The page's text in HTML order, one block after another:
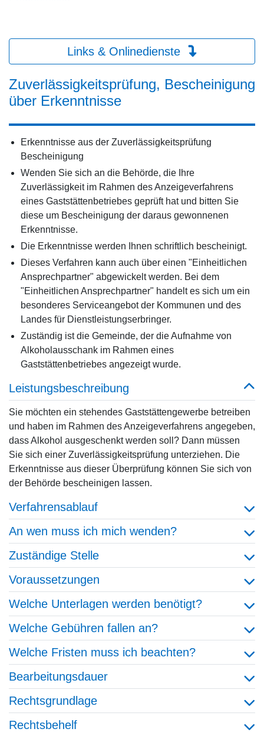
Links & Onlinedienste
Zuverlässigkeitsprüfung, Bescheinigung
über Erkenntnisse
Erkenntnisse aus der Zuverlässigkeitsprüfung
Bescheinigung
Wenden Sie sich an die Behörde, die Ihre
Zuverlässigkeit im Rahmen des Anzeigeverfahrens
eines Gaststättenbetriebes geprüft hat und bitten Sie
diese um Bescheinigung der daraus gewonnenen
Erkenntnisse.
Die Erkenntnisse werden Ihnen schriftlich bescheinigt.
Dieses Verfahren kann auch über einen "Einheitlichen
Ansprechpartner" abgewickelt werden. Bei dem
"Einheitlichen Ansprechpartner" handelt es sich um ein
besonderes Serviceangebot der Kommunen und des
Landes für Dienstleistungserbringer.
Zuständig ist die Gemeinde, der die Aufnahme von
Alkoholausschank im Rahmen eines
Gaststättenbetriebes angezeigt wurde.
Leistungsbeschreibung
Sie möchten ein stehendes Gaststättengewerbe betreiben
und haben im Rahmen des Anzeigeverfahrens angegeben,
dass Alkohol ausgeschenkt werden soll? Dann müssen
Sie sich einer Zuverlässigkeitsprüfung unterziehen. Die
Erkenntnisse aus dieser Überprüfung können Sie sich von
der Behörde bescheinigen lassen.
Verfahrensablauf
An wen muss ich mich wenden?
Zuständige Stelle
Voraussetzungen
Welche Unterlagen werden benötigt?
Welche Gebühren fallen an?
Welche Fristen muss ich beachten?
Bearbeitungsdauer
Rechtsgrundlage
Rechtsbehelf